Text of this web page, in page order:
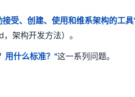
受、创建、使用和维系架构的工
架构开发方法）。
用什么标准？"这一系列问题。